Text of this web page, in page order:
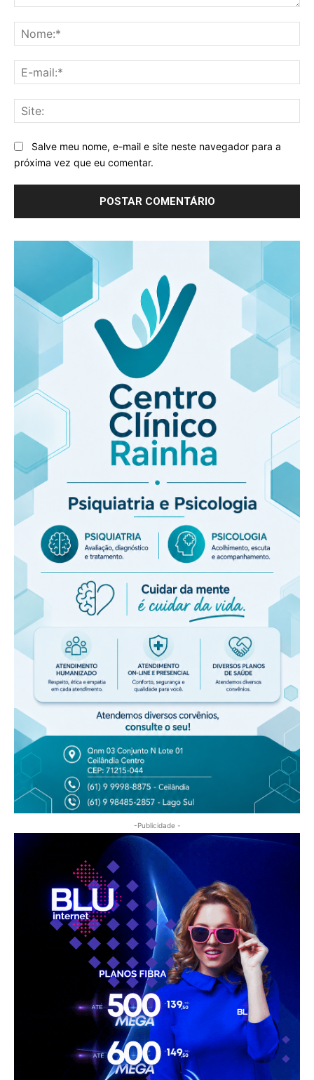
Salve meu nome, e-mail e site neste navegador para a
próxima vez que eu comentar.
-Publicidade -